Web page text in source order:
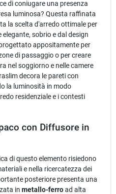
di coniugare una presenza
luminosa? Questa raffinata
la scelta d'arredo ottimale per
sobrio e dal design
appositamente per
di passaggio o per creare
nel soggiorno e nelle camere
decora le pareti con
la luminosità in modo
residenziale e i contesti
con Diffusore in
di questo elemento risiedono
e nella ricercatezza dei
posteriore presenta una
in metallo-ferroad alta